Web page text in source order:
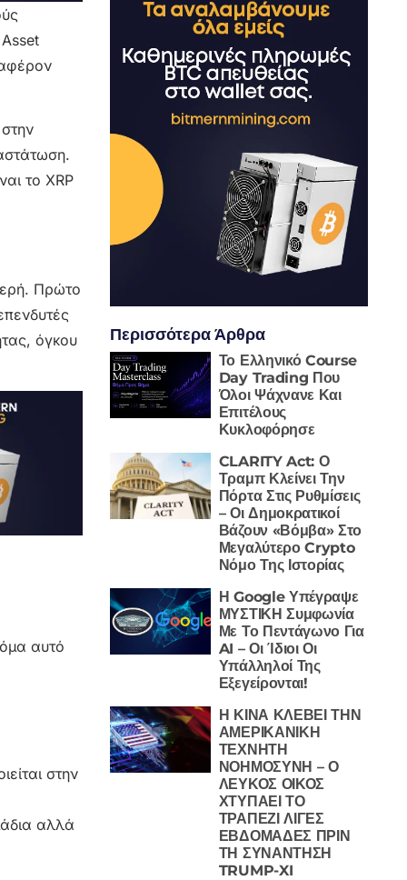
το XRP
Πρώτο
όγκου
αυτό
στην
αλλά
Περισσότερα Άρθρα
Το Ελληνικό Course
Day Trading Που
Όλοι Ψάχνανε Και
Επιτέλους
Κυκλοφόρησε
CLARITY Act: Ο
Τραμπ Κλείνει Την
Πόρτα Στις Ρυθμίσεις
– Οι Δημοκρατικοί
Βάζουν «Βόμβα» Στο
Μεγαλύτερο Crypto
Νόμο Της Ιστορίας
Η Google Υπέγραψε
ΜΥΣΤΙΚΗ Συμφωνία
Με Το Πεντάγωνο Για
AI – Οι Ίδιοι Οι
Υπάλληλοί Της
Εξεγείρονται!
Η ΚΙΝΑ ΚΛΕΒΕΙ ΤΗΝ
ΑΜΕΡΙΚΑΝΙΚΗ
ΤΕΧΝΗΤΗ
ΝΟΗΜΟΣΥΝΗ – Ο
ΛΕΥΚΟΣ ΟΙΚΟΣ
ΧΤΥΠΑΕΙ ΤΟ
ΤΡΑΠΕΖΙ ΛΙΓΕΣ
ΕΒΔΟΜΑΔΕΣ ΠΡΙΝ
ΤΗ ΣΥΝΑΝΤΗΣΗ
TRUMP-XI